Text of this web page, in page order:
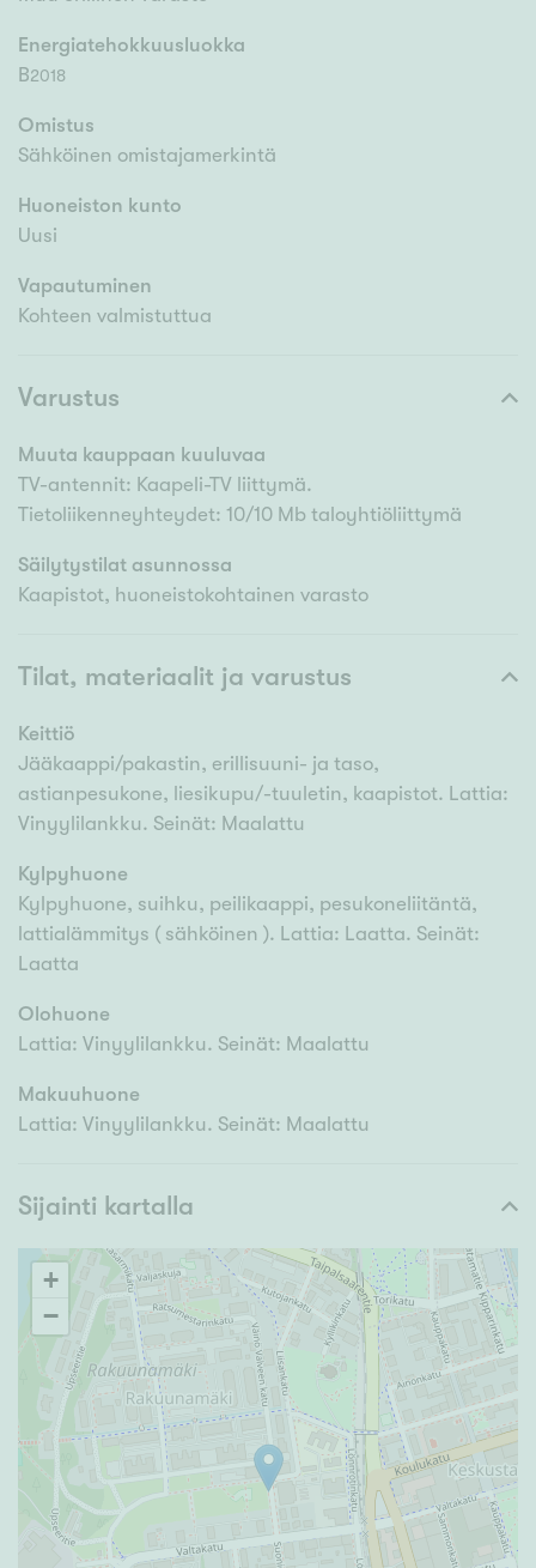
Energiatehokkuusluokka
B2018
Omistus
Sähköinen omistajamerkintä
Huoneiston kunto
Uusi
Vapautuminen
Kohteen valmistuttua
Varustus
Muuta kauppaan kuuluvaa
TV-antennit: Kaapeli-TV liittymä.
Tietoliikenneyhteydet: 10/10 Mb taloyhtiöliittymä
Säilytystilat asunnossa
Kaapistot, huoneistokohtainen varasto
Tilat, materiaalit ja varustus
Keittiö
Jääkaappi/pakastin, erillisuuni- ja taso,
astianpesukone, liesikupu/-tuuletin, kaapistot. Lattia:
Vinyylilankku. Seinät: Maalattu
Kylpyhuone
Kylpyhuone, suihku, peilikaappi, pesukoneliitäntä,
lattialämmitys ( sähköinen ). Lattia: Laatta. Seinät:
Laatta
Olohuone
Lattia: Vinyylilankku. Seinät: Maalattu
Makuuhuone
Lattia: Vinyylilankku. Seinät: Maalattu
Sijainti kartalla
+
−